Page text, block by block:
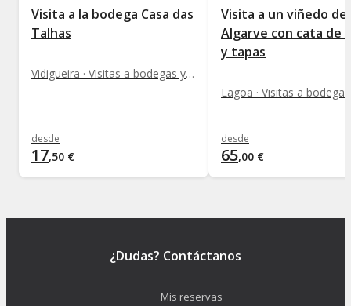
Visita a la bodega Casa das
Talhas
Vidigueira · Visitas a bodegas y viñedos
desde
17,50 €
Visita a un viñedo del
Algarve con cata de
y tapas
desde
65,00 €
¿Dudas? Contáctanos
Mis reservas